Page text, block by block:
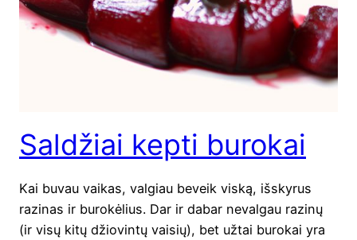
Saldžiai kepti burokai
Kai buvau vai­kas, val­giau beveik vis­ką, išsky­rus
razi­nas ir buro­kė­lius. Dar ir dabar neval­gau razi­nų
(ir visų kitų džio­vin­tų vai­sių), bet užtai buro­kai yra